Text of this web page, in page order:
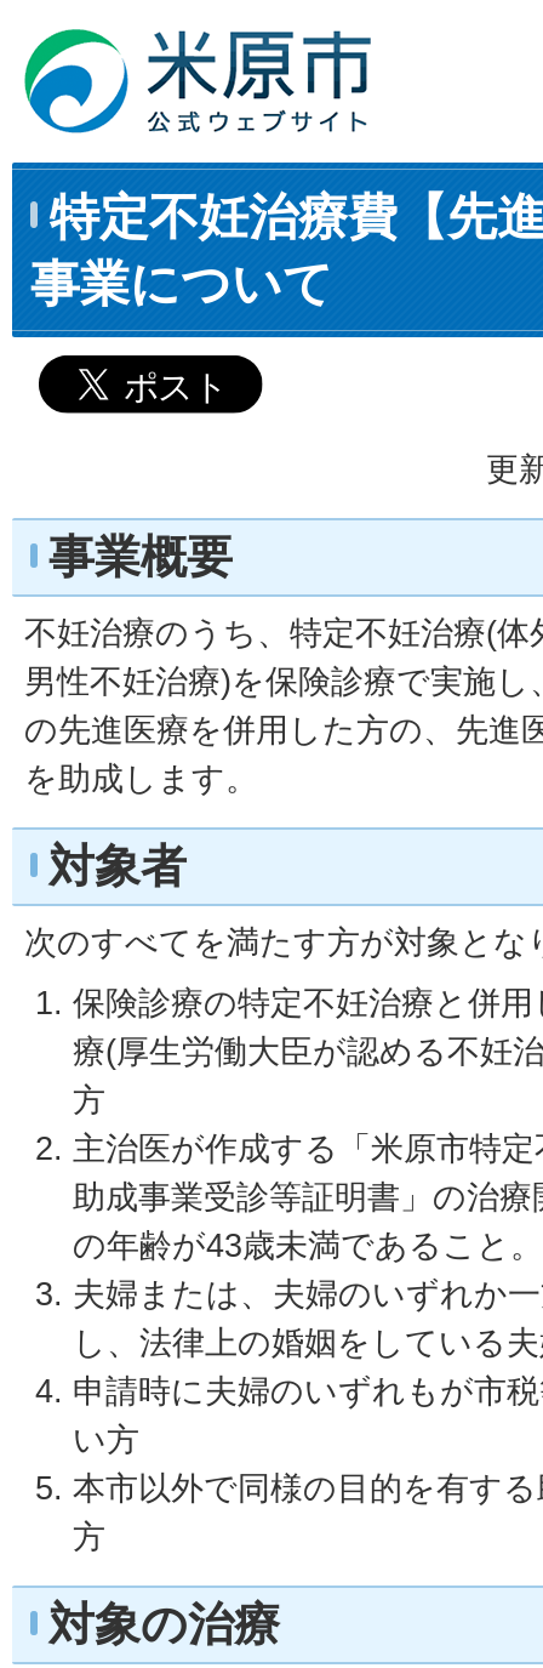
特定不妊治療費【先
事業について
更
事業概要
不妊治療のうち、特定不妊治療(体
男性不妊治療)を保険診療で実施
の先進医療を併用した方の、先進
を助成します。
対象者
次のすべてを満たす方が対象とな
保険診療の特定不妊治療と併
療(厚生労働大臣が認める不妊
方
主治医が作成する「米原市特
助成事業受診等証明書」の治
の年齢が43歳未満であること。
夫婦または、夫婦のいずれか
し、法律上の婚姻をしている
申請時に夫婦のいずれもが市
い方
本市以外で同様の目的を有す
方
対象の治療